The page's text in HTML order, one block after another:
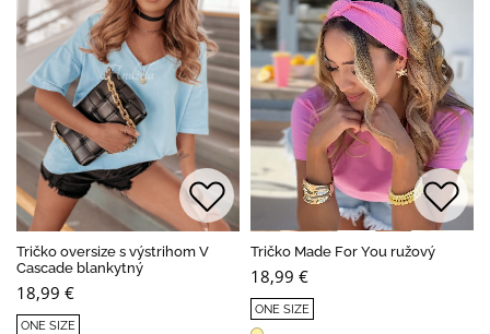
Tričko oversize s výstrihom V
Cascade blankytný
18,99 €
ONE SIZE
Tričko Made For You ružový
18,99 €
ONE SIZE